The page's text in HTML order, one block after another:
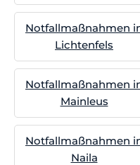
Notfallmaßnahmen
Lichtenfels
Notfallmaßnahmen
Mainleus
Notfallmaßnahmen
Naila